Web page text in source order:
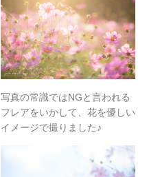
写真の常識ではNGと言われる
フレアをいかして、花を優しい
イメージで撮りました♪